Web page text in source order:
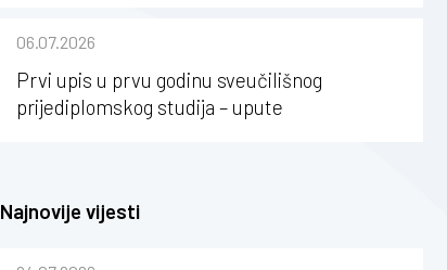
Strossmayera u Osijeku
06.07.2026
Prvi upis u prvu godinu sveučilišnog
prijediplomskog studija – upute
Najnovije vijesti